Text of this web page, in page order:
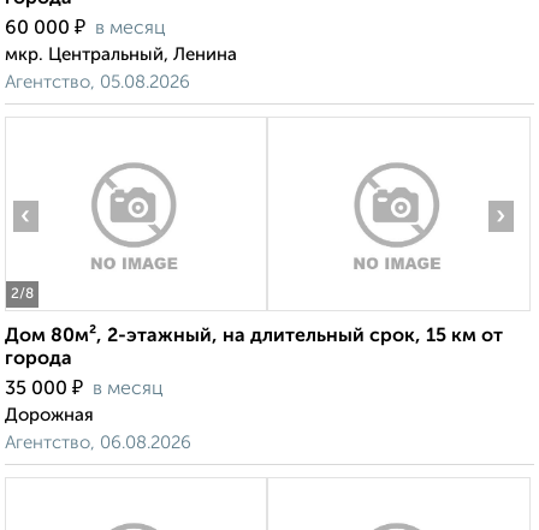
60 000 ₽ в месяц
мкр. Центральный, Ленина
Агентство, 05.08.2026
2/8
‹ ›
Дом 80м², 2-этажный, на длительный срок, 15 км от
города
35 000 ₽ в месяц
Дорожная
Агентство, 06.08.2026